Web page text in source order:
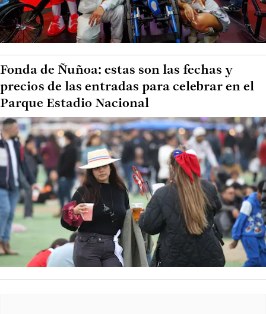
Fonda de Ñuñoa: estas son las fechas y
precios de las entradas para celebrar en el
Parque Estadio Nacional